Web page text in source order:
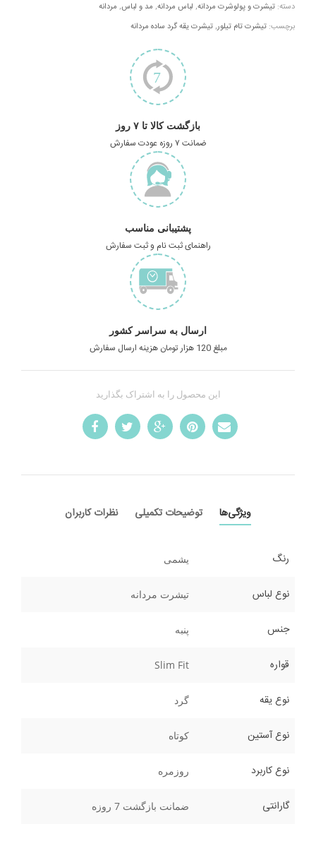
دسته: تیشرت و پولوشرت مردانه, لباس مردانه, مد و لباس, مردانه
برچسب: تیشرت تام تیلور,تیشرت یقه گرد ساده مردانه
بازگشت کالا تا ۷ روز
ضمانت ۷ روزه عودت سفارش
پشتیبانی مناسب
راهنمای ثبت نام و ثبت سفارش
ارسال به سراسر کشور
مبلغ 120 هزار تومان هزینه ارسال سفارش
این محصول را به اشتراک بگذارید
ویژگی‌ها توضیحات تکمیلی نظرات کاربران
رنگ یشمی
نوع لباس تیشرت مردانه
جنس پنبه
قواره Slim Fit
نوع یقه گرد
نوع آستین کوتاه
نوع کاربرد روزمره
گارانتی ضمانت بازگشت 7 روزه